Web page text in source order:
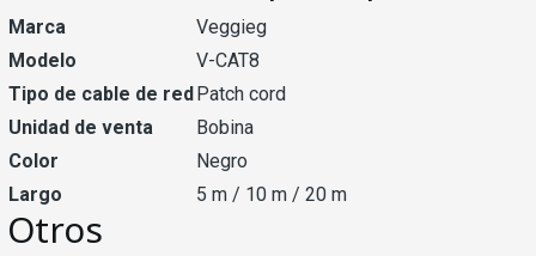
Marca
Veggieg
Modelo
V-CAT8
Tipo de cable de red Patch cord
Unidad de venta
Bobina
Color
Negro
Largo
5 m / 10 m / 20 m
Otros